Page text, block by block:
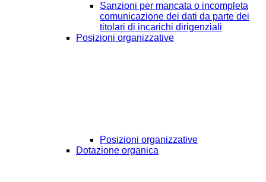
Sanzioni per mancata o incompleta
comunicazione dei dati da parte dei
titolari di incarichi dirigenziali
Posizioni organizzative
Posizioni organizzative
Dotazione organica